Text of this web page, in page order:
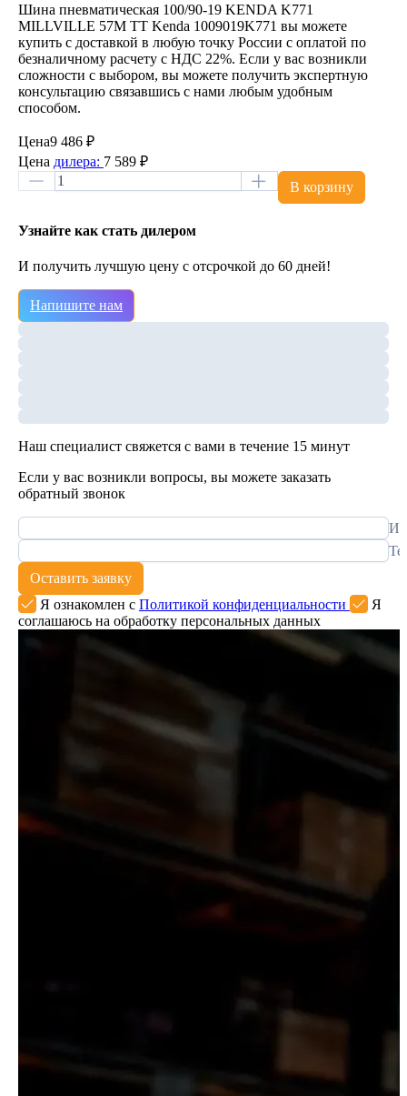
Шина пневматическая 100/90-19 KENDA K771
MILLVILLE 57M TT Kenda 1009019K771 вы можете
купить с доставкой в любую точку России с оплатой по
безналичному расчету с НДС 22%. Если у вас возникли
сложности с выбором, вы можете получить экспертную
консультацию связавшись с нами любым удобным
способом.
Цена9 486 ₽
Цена дилера: 7 589 ₽
В корзину
Узнайте как стать дилером
И получить лучшую цену с отсрочкой до 60 дней!
Напишите нам
Наш специалист свяжется с вами в течение 15 минут
Если у вас возникли вопросы, вы можете заказать
обратный звонок
Оставить заявку
Я ознакомлен с Политикой конфиденциальности
Я
соглашаюсь на обработку персональных данных